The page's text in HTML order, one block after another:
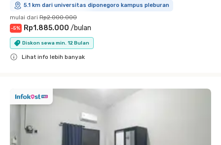
5.1 km dari universitas diponegoro kampus pleburan
mulai dari Rp2.000.000
-5% Rp1.885.000 /bulan
Diskon sewa min. 12 Bulan
Lihat info lebih banyak